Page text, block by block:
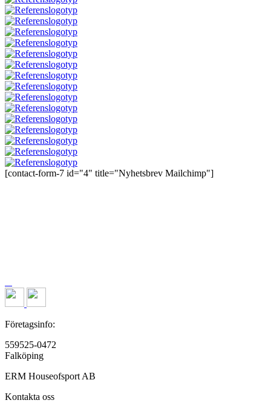
[contact-form-7 id="4" title="Nyhetsbrev Mailchimp"]
Företagsinfo:
559525-0472
Falköping
ERM Houseofsport AB
Kontakta oss